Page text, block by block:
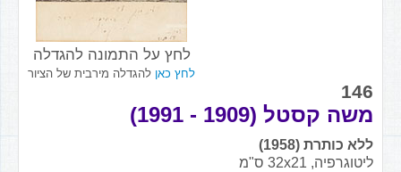
לחץ על התמונה להגדלה
לחץ כאן להגדלה מירבית של הציור
146
משה קסטל (1909 - 1991)
ללא כותרת (1958)
ליטוגרפיה, 32x21 ס"מ